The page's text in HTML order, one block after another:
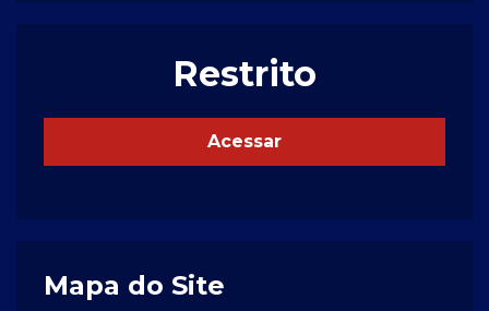
Restrito
Acessar
Mapa do Site